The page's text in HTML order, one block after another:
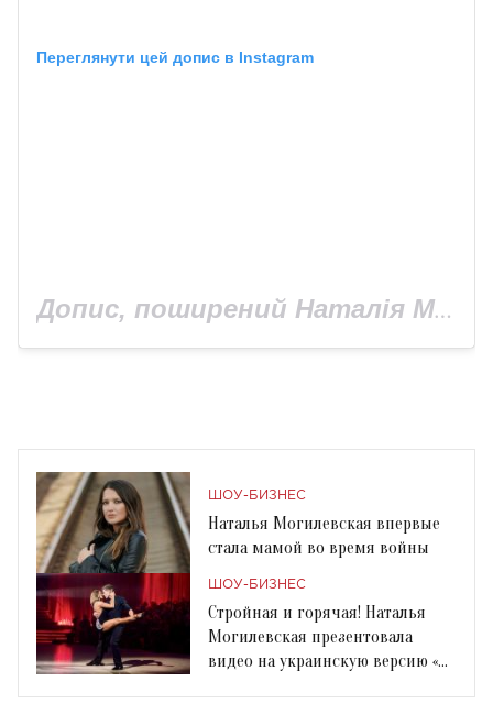
Переглянути цей допис в Instagram
Допис, поширений Наталія Могилевська (@nataliya_mogilevskaya)
ШОУ-БИЗНЕС
Наталья Могилевская впервые
стала мамой во время войны
ШОУ-БИЗНЕС
Стройная и горячая! Наталья
Могилевская презентовала
видео на украинскую версию «Я